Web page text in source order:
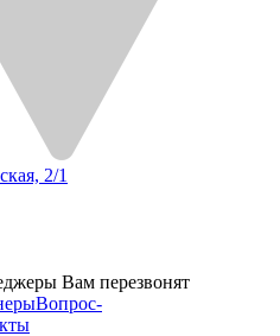
2/1
Вам перезвонят
Вопрос-